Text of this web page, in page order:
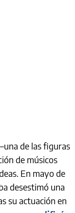
de las figuras
de músicos
En mayo de
desestimó una
su actuación en